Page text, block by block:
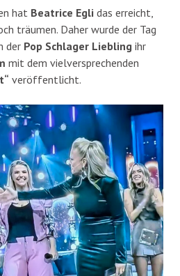
hat Beatrice Egli das erreicht,
träumen. Daher wurde der Tag
der Pop Schlager Liebling ihr
mit dem vielversprechenden
veröffentlicht.